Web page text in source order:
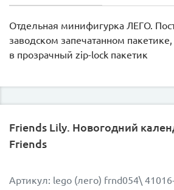
Отдельная минифигурка ЛЕГО.
заводском запечатанном
в прозрачный zip-lock пакетик
Friends Lily. Новогодний
Friends
Артикул: lego (лего) frnd054\